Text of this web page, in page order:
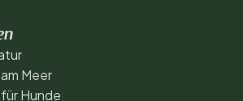
Meer
Hunde